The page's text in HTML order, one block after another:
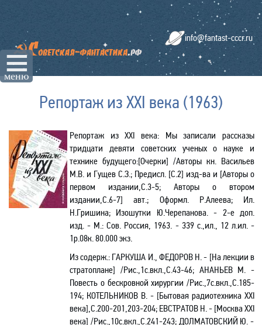
☰
меню
info@fantast-cccr.ru
Репортаж из XXI века (1963)
Репортаж из XXI века: Мы записали рассказы
тридцати девяти советских ученых о науке и
технике будущего:[Очерки] /Авторы кн. Васильев
М.В. и Гущев С.З.; Предисл. [С.2] изд-ва и [Авторы о
первом издании,С.3-5; Авторы о втором
издании,С.6-7] авт.; Оформл. Р.Алеева; Ил.
Н.Гришина; Изошутки Ю.Черепанова.- 2-е доп.
изд. - М.: Сов. Россия, 1963. - 339 с.,ил., 12 л.ил. -
1р.08к. 80.000 экз.
Из содерж.: ГАРКУША И., ФЕДОРОВ Н. - [На лекции в
стратоплане] /Рис.,1с.вкл.,С.43-46; АНАНЬЕВ М. -
Повесть о бескровной хирургии /Рис.,7с.вкл.,С.185-
194; КОТЕЛЬНИКОВ В. - [Бытовая радиотехника XXI
века],С.200-201,203-204; ЕВСТРАТОВ Н. - [Москва XXI
века] /Рис.,10с.вкл.,С.241-243; ДОЛМАТОВСКИЙ Ю. -